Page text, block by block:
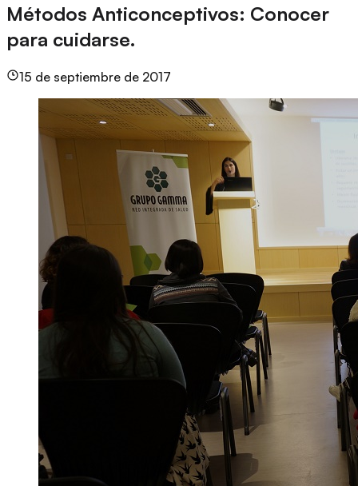
Métodos Anticonceptivos: Conocer
para cuidarse.
15 de septiembre de 2017